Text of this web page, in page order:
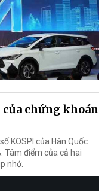
của chứng khoán
KOSPI của Hàn Quốc
Tâm điểm của cả hai
nhớ.